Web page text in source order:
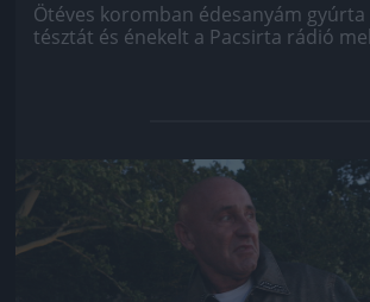
Ötéves koromban édesanyám
tésztát és énekelt a Pacsirta rádió
Jön még kép!